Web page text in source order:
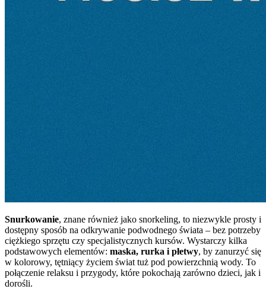
Snurkowanie, znane również jako snorkeling, to niezwykle prosty i
dostępny sposób na odkrywanie podwodnego świata – bez potrzeby
ciężkiego sprzętu czy specjalistycznych kursów. Wystarczy kilka
podstawowych elementów: maska, rurka i płetwy, by zanurzyć się
w kolorowy, tętniący życiem świat tuż pod powierzchnią wody. To
połączenie relaksu i przygody, które pokochają zarówno dzieci, jak i
dorośli.